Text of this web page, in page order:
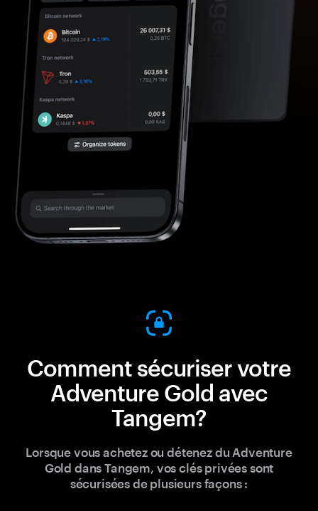
Comment sécuriser votre
Adventure Gold avec
Tangem?
Lorsque vous achetez ou détenez du Adventure
Gold dans Tangem, vos clés privées sont
sécurisées de plusieurs façons :